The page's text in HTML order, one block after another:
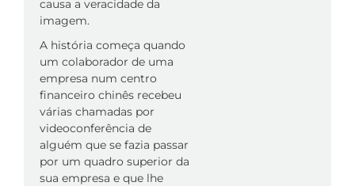
causa a veracidade da
imagem.
A história começa quando
um colaborador de uma
empresa num centro
financeiro chinês recebeu
várias chamadas por
videoconferência de
alguém que se fazia passar
por um quadro superior da
sua empresa e que lhe